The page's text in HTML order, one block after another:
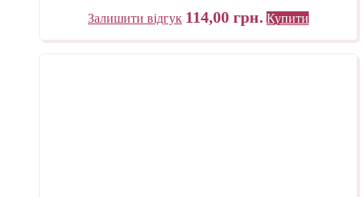
Залишити відгук 114,00 грн. Купити